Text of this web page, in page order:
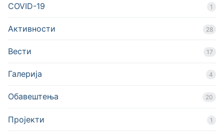
COVID-19 1
Активности 28
Вести 17
Галерија 4
Обавештења 20
Пројекти 1